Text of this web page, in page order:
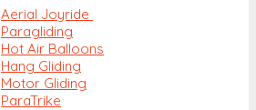
Aerial Joyride
Paragliding
Hot Air Balloons
Hang Gliding
Motor Gliding
ParaTrike